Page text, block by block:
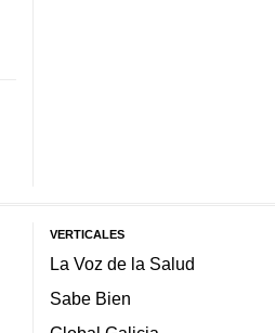
VERTICALES
La Voz de la Salud
Sabe Bien